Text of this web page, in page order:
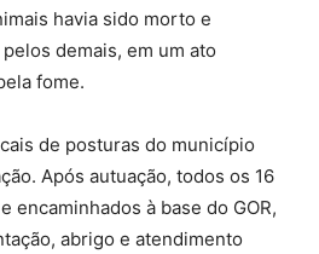
havia sido morto e
demais, em um ato
fome.
de posturas do município
Após autuação, todos os 16
encaminhados à base do GOR,
abrigo e atendimento